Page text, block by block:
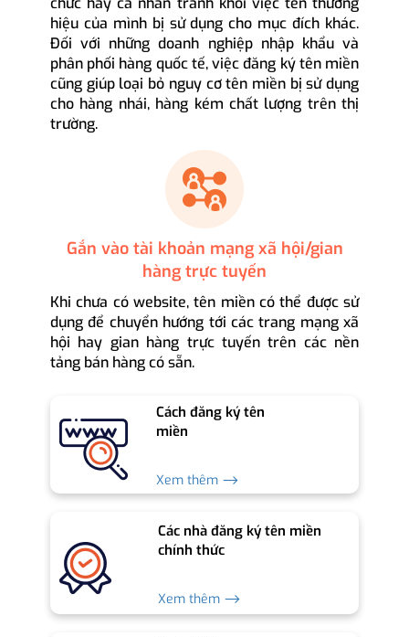
hiệu của mình bị sử dụng cho mục đích khác.
Đối với những doanh nghiệp nhập khẩu và
phân phối hàng quốc tế, việc đăng ký tên miền
cũng giúp loại bỏ nguy cơ tên miền bị sử dụng
cho hàng nhái, hàng kém chất lượng trên thị
trường.
Gắn vào tài khoản mạng xã hội/gian
hàng trực tuyến
Khi chưa có website, tên miền có thể được sử
dụng để chuyển hướng tới các trang mạng xã
hội hay gian hàng trực tuyến trên các nền
tảng bán hàng có sẵn.
Cách đăng ký tên
miền
Xem thêm ⟶
Các nhà đăng ký tên miền
chính thức
Xem thêm ⟶